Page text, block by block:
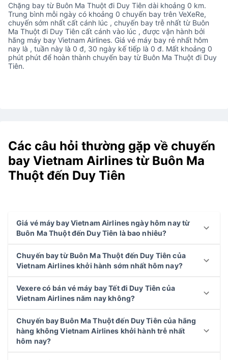
Chặng bay từ Buôn Ma Thuột đi Duy Tiên dài khoảng 0 km.
Trung bình mỗi ngày có khoảng 0 chuyến bay trên VeXeRe,
chuyến sớm nhất cất cánh lúc , chuyến bay trễ nhất từ Buôn
Ma Thuột đi Duy Tiên cất cánh vào lúc , được vận hành bởi
hãng máy bay Vietnam Airlines. Giá vé máy bay rẻ nhất hôm
nay là , tuần này là 0 đ, 30 ngày kế tiếp là 0 đ. Mất khoảng 0
phút phút để hoàn thành chuyến bay từ Buôn Ma Thuột đi Duy
Tiên.
Các câu hỏi thường gặp về chuyến
bay Vietnam Airlines từ Buôn Ma
Thuột đến Duy Tiên
Giá vé máy bay Vietnam Airlines ngày hôm nay từ
Buôn Ma Thuột đến Duy Tiên là bao nhiêu?
Chuyến bay từ Buôn Ma Thuột đến Duy Tiên của
Vietnam Airlines khởi hành sớm nhất hôm nay?
Vexere có bán vé máy bay Tết đi Duy Tiên của
Vietnam Airlines năm nay không?
Chuyến bay Buôn Ma Thuột đến Duy Tiên của hãng
hàng không Vietnam Airlines khởi hành trễ nhất
hôm nay?